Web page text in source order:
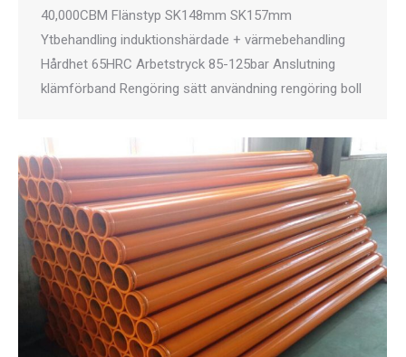
40,000CBM Flänstyp SK148mm SK157mm
Ytbehandling induktionshärdade + värmebehandling
Hårdhet 65HRC Arbetstryck 85-125bar Anslutning
klämförband Rengöring sätt användning rengöring boll